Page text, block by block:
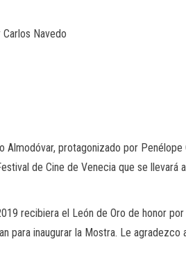
Navedo
protagonizado por
de Cine de Venecia que se
recibiera el León de Oro de honor
para inaugurar la Mostra. Le